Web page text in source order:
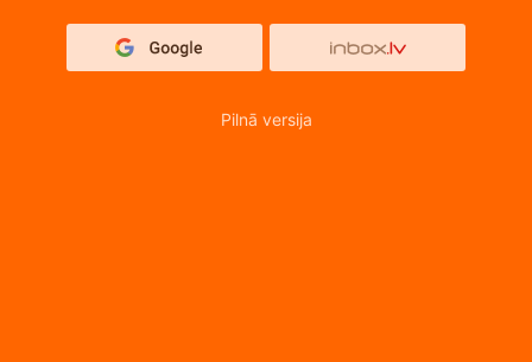
Pilnā versija